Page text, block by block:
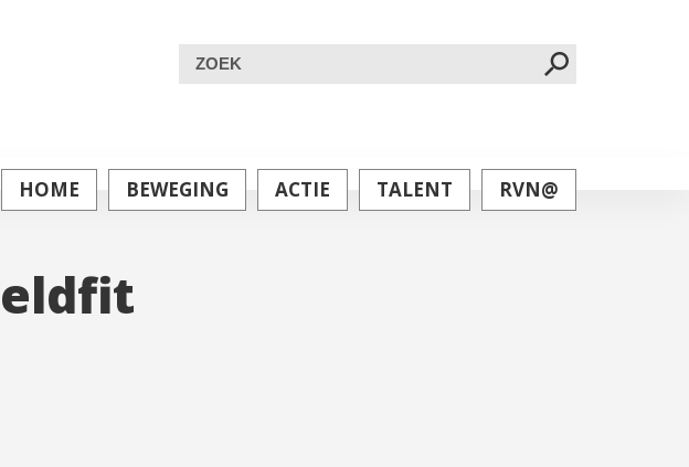
Zoeken
HOME BEWEGING ACTIE TALENT RVN@